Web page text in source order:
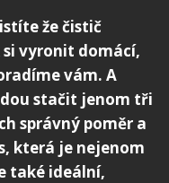
že čistič
vyronit domácí,
vám. A
stačit jenom tři
správný poměr a
která je nejenom
také ideální,